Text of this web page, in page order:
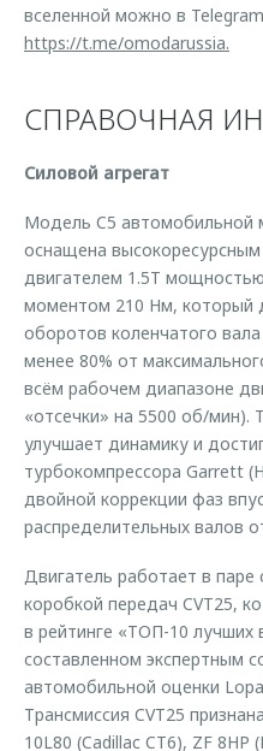
вселенной можно в
https://t.me/omodarussia.
СПРАВОЧНАЯ
Силовой агрегат
Модель C5 автомобильной
оснащена
двигателем 1.5T
моментом 210 Нм, который
оборотов коленчатого
менее 80% от
всём рабочем диапазоне
«отсечки» на 5500 об/мин).
улучшает динамику и
турбокомпрессора Garrett
двойной коррекции фаз
распределительных валов
Двигатель работает в
коробкой передач CVT25,
в рейтинге «ТОП-10 лучших
составленном экспертным
автомобильной оценки
Трансмиссия CVT25
10L80 (Cadillac CT6), ZF 8HP